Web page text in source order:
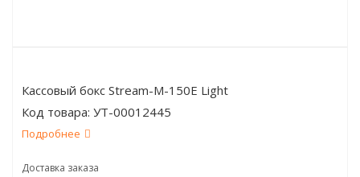
Кассовый бокс Stream-M-150E Light
Код товара: УТ-00012445
Подробнее
Доставка заказа